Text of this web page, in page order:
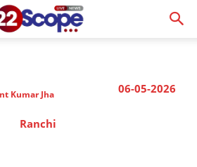
06-05-2026
Kumar Jha
Ranchi